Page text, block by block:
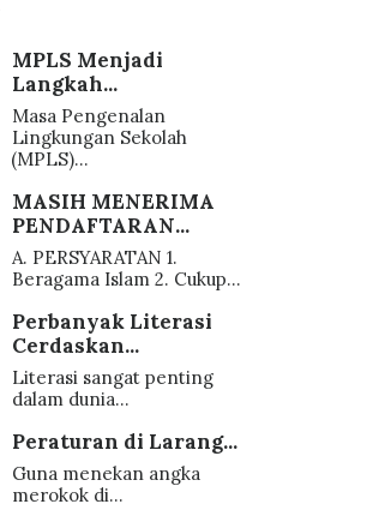
MPLS Menjadi
Langkah...
Masa Pengenalan
Lingkungan Sekolah
(MPLS)...
MASIH MENERIMA
PENDAFTARAN...
A. PERSYARATAN 1.
Beragama Islam 2. Cukup...
Perbanyak Literasi
Cerdaskan...
Literasi sangat penting
dalam dunia...
Peraturan di Larang...
Guna menekan angka
merokok di...